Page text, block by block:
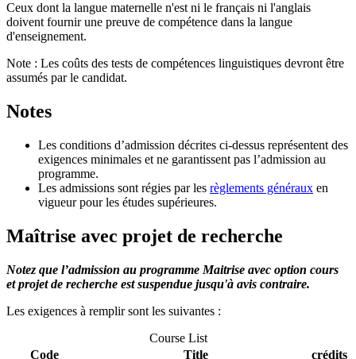
Ceux dont la langue maternelle n'est ni le français ni l'anglais
doivent fournir une preuve de compétence dans la langue
d'enseignement.
Note : Les coûts des tests de compétences linguistiques devront être
assumés par le candidat.
Notes
Les conditions d’admission décrites ci-dessus représentent des
exigences minimales et ne garantissent pas l’admission au
programme.
Les admissions sont régies par les règlements généraux en
vigueur pour les études supérieures.
Maîtrise avec projet de recherche
Notez que l’admission au programme Maitrise avec option cours
et projet de recherche est suspendue jusqu'à avis contraire.
Les exigences à remplir sont les suivantes :
Course List
Code
Title crédits